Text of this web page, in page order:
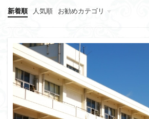
新着順 人気順 お勧めカテゴリ
妻のブログ
夫のブログ